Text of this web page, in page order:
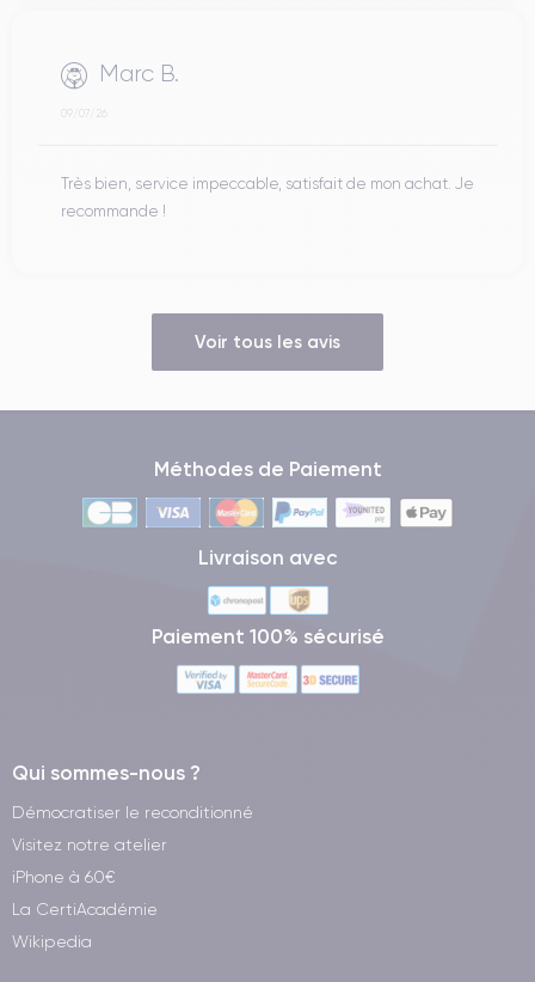
Marc B.
09/07/26
Très bien, service impeccable, satisfait de mon achat. Je
recommande !
Voir tous les avis
Méthodes de Paiement
Livraison avec
Paiement 100% sécurisé
Qui sommes-nous ?
Démocratiser le reconditionné
Visitez notre atelier
iPhone à 60€
La CertiAcadémie
Wikipedia